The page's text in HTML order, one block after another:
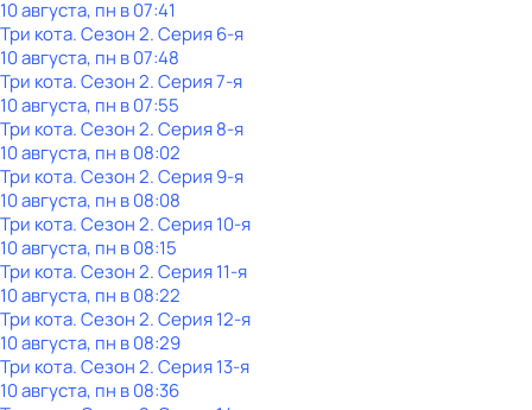
10 августа, пн в 07:41
Три кота. Сезон 2. Серия 6-я
10 августа, пн в 07:48
Три кота. Сезон 2. Серия 7-я
10 августа, пн в 07:55
Три кота. Сезон 2. Серия 8-я
10 августа, пн в 08:02
Три кота. Сезон 2. Серия 9-я
10 августа, пн в 08:08
Три кота. Сезон 2. Серия 10-я
10 августа, пн в 08:15
Три кота. Сезон 2. Серия 11-я
10 августа, пн в 08:22
Три кота. Сезон 2. Серия 12-я
10 августа, пн в 08:29
Три кота. Сезон 2. Серия 13-я
10 августа, пн в 08:36